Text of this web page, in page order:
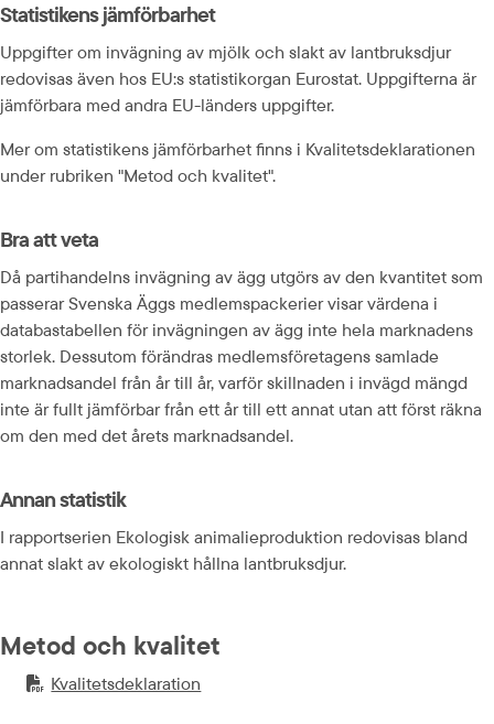
Statistikens jämförbarhet
Uppgifter om invägning av mjölk och slakt av lantbruksdjur
redovisas även hos EU:s statistikorgan Eurostat. Uppgifterna är
jämförbara med andra EU-länders uppgifter.
Mer om statistikens jämförbarhet finns i Kvalitetsdeklarationen
under rubriken "Metod och kvalitet".
Bra att veta
Då partihandelns invägning av ägg utgörs av den kvantitet som
passerar Svenska Äggs medlemspackerier visar värdena i
databastabellen för invägningen av ägg inte hela marknadens
storlek. Dessutom förändras medlemsföretagens samlade
marknadsandel från år till år, varför skillnaden i invägd mängd
inte är fullt jämförbar från ett år till ett annat utan att först räkna
om den med det årets marknadsandel.
Annan statistik
I rapportserien Ekologisk animalieproduktion redovisas bland
annat slakt av ekologiskt hållna lantbruksdjur.
Metod och kvalitet
PDF-fil.
Kvalitetsdeklaration
pdf, 230.8 kB.